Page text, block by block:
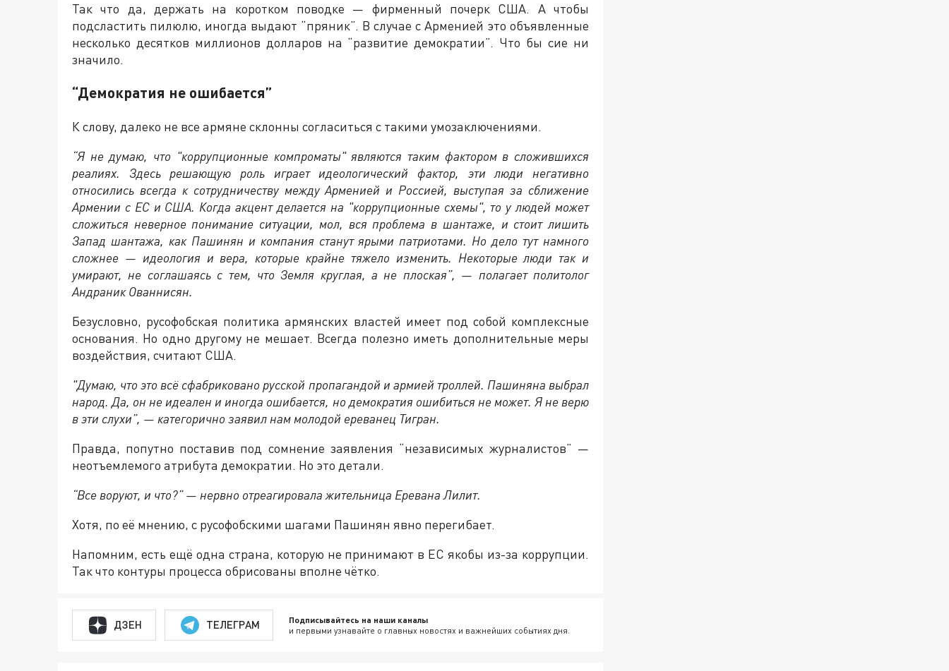
Так что да, держать на коротком поводке — фирменный почерк США. А чтобы
подсластить пилюлю, иногда выдают “пряник”. В случае с Арменией это объявленные
несколько десятков миллионов долларов на “развитие демократии”. Что бы сие ни
значило.
“Демократия не ошибается”
К слову, далеко не все армяне склонны согласиться с такими умозаключениями.
“Я не думаю, что "коррупционные компроматы" являются таким фактором в сложившихся
реалиях. Здесь решающую роль играет идеологический фактор, эти люди негативно
относились всегда к сотрудничеству между Арменией и Россией, выступая за сближение
Армении с ЕС и США. Когда акцент делается на "коррупционные схемы", то у людей может
сложиться неверное понимание ситуации, мол, вся проблема в шантаже, и стоит лишить
Запад шантажа, как Пашинян и компания станут ярыми патриотами. Но дело тут намного
сложнее — идеология и вера, которые крайне тяжело изменить. Некоторые люди так и
умирают, не соглашаясь с тем, что Земля круглая, а не плоская”, — полагает политолог
Андраник Ованнисян.
Безусловно, русофобская политика армянских властей имеет под собой комплексные
основания. Но одно другому не мешает. Всегда полезно иметь дополнительные меры
воздействия, считают США.
"Думаю, что это всё сфабриковано русской пропагандой и армией троллей. Пашиняна выбрал
народ. Да, он не идеален и иногда ошибается, но демократия ошибиться не может. Я не верю
в эти слухи”, — категорично заявил нам молодой ереванец Тигран.
Правда, попутно поставив под сомнение заявления “независимых журналистов” —
неотъемлемого атрибута демократии. Но это детали.
“Все воруют, и что?” — нервно отреагировала жительница Еревана Лилит.
Хотя, по её мнению, с русофобскими шагами Пашинян явно перегибает.
Напомним, есть ещё одна страна, которую не принимают в ЕС якобы из-за коррупции.
Так что контуры процесса обрисованы вполне чётко.
ДЗЕН ТЕЛЕГРАМ Подписывайтесь на наши каналы
и первыми узнавайте о главных новостях и важнейших событиях дня.